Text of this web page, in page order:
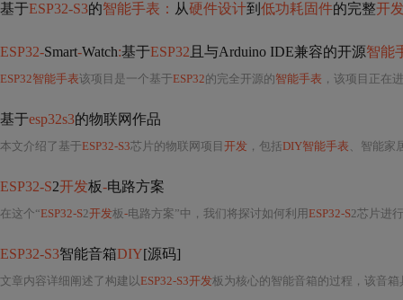
基于ESP32-S3的智能手表： 从硬件设计到 低功耗固件的完整开
ESP32-Smart-Watch:基于ESP32 且与Arduino IDE兼容的开源智能
ESP32智能手表该项目是一个基于ESP32的完全开源的智能手表 ，该项目正在进行更新，请参
基于esp32s3的物联网作品
本文介绍了基于ESP32-S3芯片的物联网项目 开发 ，包括DIY智能手表 、智能家居控制器、
ESP32-S2开发板-电路方案
在这个“ESP32-S2开发板-电路方案”中，我们将探讨如何利用ESP32-S2芯片进行
ESP32-S3智能音箱DIY[源码]
文章内容详细阐述了构建以ESP32-S3开发板为核心的智能音箱的过程，该音箱具